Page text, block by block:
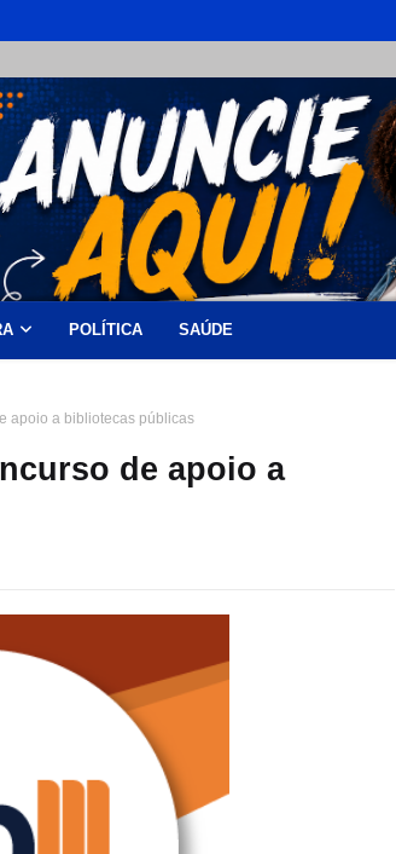
POLÍTICA SAÚDE
apoio a bibliotecas públicas
de apoio a